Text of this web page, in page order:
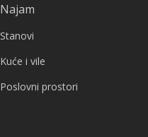
Najam
Stanovi
Kuće i vile
Poslovni prostori